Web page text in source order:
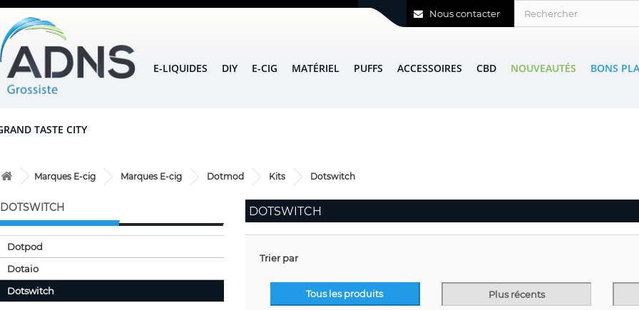
Nous contacter
E-LIQUIDES DIY E-CIG MATÉRIEL PUFFS ACCESSOIRES CBD NOUVEAUTÉS BONS
TASTE CITY
Marques E-cig Marques E-cig Dotmod Kits Dotswitch
DOTSWITCH
Dotpod
Dotaio
Dotswitch
DOTSWITCH
Trier par
Tous les produits Plus récents